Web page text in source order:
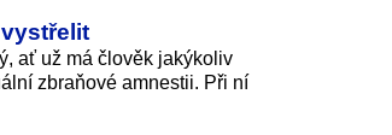
ať už má člověk jakýkoliv
zbraňové amnestii. Při ní